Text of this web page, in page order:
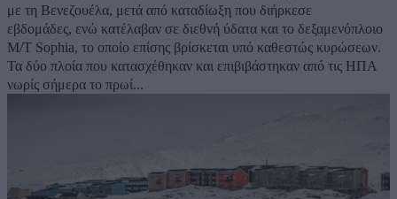
με τη Βενεζουέλα, μετά από καταδίωξη που διήρκεσε
εβδομάδες, ενώ κατέλαβαν σε διεθνή ύδατα και το δεξαμενόπλοιο
M/T Sophia, το οποίο επίσης βρίσκεται υπό καθεστώς κυρώσεων.
Τα δύο πλοία που κατασχέθηκαν και επιβιβάστηκαν από τις ΗΠΑ
νωρίς σήμερα το πρωί...